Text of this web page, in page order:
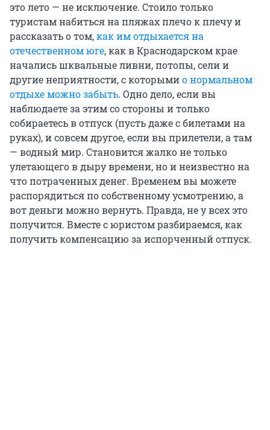
это лето — не исключение. Стоило только
туристам набиться на пляжах плечо к плечу и
рассказать о том,как им отдыхается на
отечественном юге, как в Краснодарском крае
начались шквальные ливни, потопы, сели и
другие неприятности, с которымио нормальном
отдыхе можно забыть. Одно дело, если вы
наблюдаете за этим со стороны и только
собираетесь в отпуск (пусть даже с билетами на
руках), и совсем другое, если вы прилетели, а там
— водный мир. Становится жалко не только
улетающего в дыру времени, но и неизвестно на
что потраченных денег. Временем вы можете
распорядиться по собственному усмотрению, а
вот деньги можно вернуть. Правда, не у всех это
получится. Вместе с юристом разбираемся, как
получить компенсацию за испорченный отпуск.